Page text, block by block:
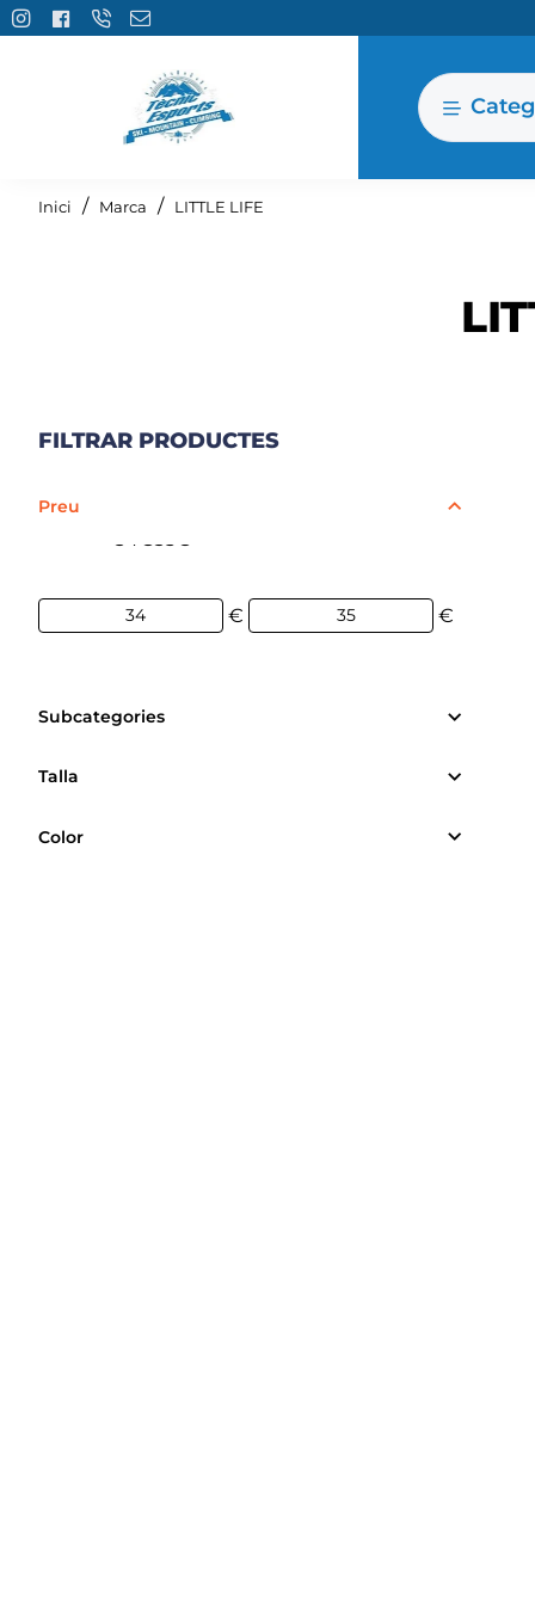
Inici homeMarca LITTLE LIFE
FILTRAR PRODUCTES
Preu
34€35€
€ €
Subcategories
Talla
Color